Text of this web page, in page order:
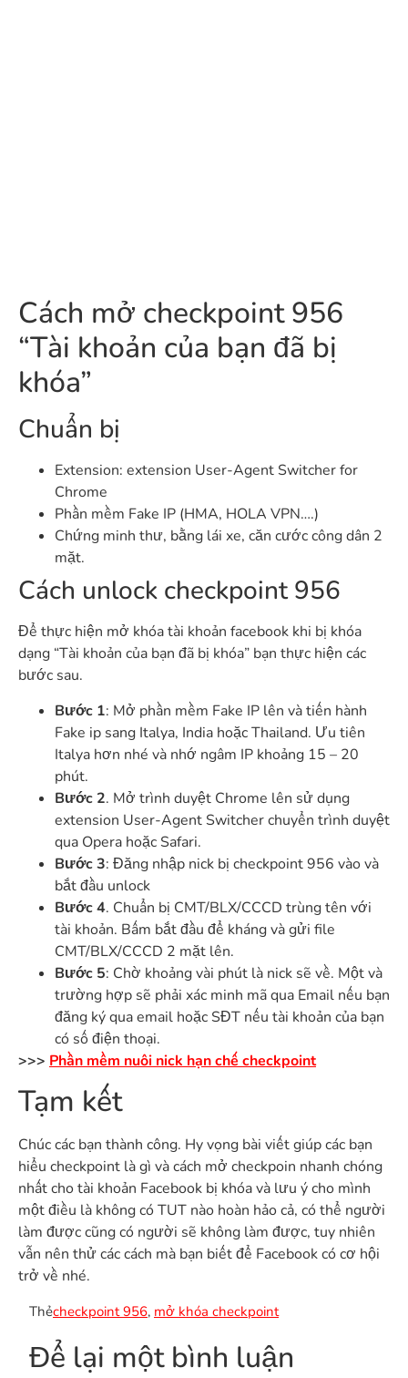
Cách mở checkpoint 956
“Tài khoản của bạn đã bị
khóa”
Chuẩn bị
Extension: extension User-Agent Switcher for
Chrome
Phần mềm Fake IP (HMA, HOLA VPN….)
Chứng minh thư, bằng lái xe, căn cước công dân 2
mặt.
Cách unlock checkpoint 956
Để thực hiện mở khóa tài khoản facebook khi bị khóa
dạng “Tài khoản của bạn đã bị khóa” bạn thực hiện các
bước sau.
Bước 1: Mở phần mềm Fake IP lên và tiến hành
Fake ip sang Italya, India hoặc Thailand. Ưu tiên
Italya hơn nhé và nhớ ngâm IP khoảng 15 – 20
phút.
Bước 2. Mở trình duyệt Chrome lên sử dụng
extension User-Agent Switcher chuyển trình duyệt
qua Opera hoặc Safari.
Bước 3: Đăng nhập nick bị checkpoint 956 vào và
bắt đầu unlock
Bước 4. Chuẩn bị CMT/BLX/CCCD trùng tên với
tài khoản. Bấm bắt đầu để kháng và gửi file
CMT/BLX/CCCD 2 mặt lên.
Bước 5: Chờ khoảng vài phút là nick sẽ về. Một và
trường hợp sẽ phải xác minh mã qua Email nếu bạn
đăng ký qua email hoặc SĐT nếu tài khoản của bạn
có số điện thoại.
>>> Phần mềm nuôi nick hạn chế checkpoint
Tạm kết
Chúc các bạn thành công. Hy vọng bài viết giúp các bạn
hiểu checkpoint là gì và cách mở checkpoin nhanh chóng
nhất cho tài khoản Facebook bị khóa và lưu ý cho mình
một điều là không có TUT nào hoàn hảo cả, có thể người
làm được cũng có người sẽ không làm được, tuy nhiên
vẫn nên thử các cách mà bạn biết để Facebook có cơ hội
trở về nhé.
Thẻcheckpoint 956, mở khóa checkpoint
Để lại một bình luận